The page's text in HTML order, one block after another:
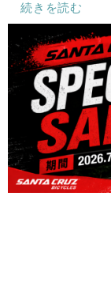
続きを読む